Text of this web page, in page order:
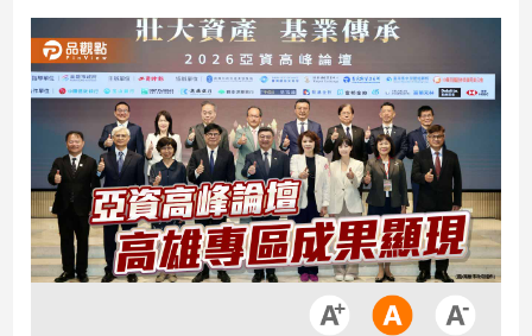
產
經/
股
地
產
品